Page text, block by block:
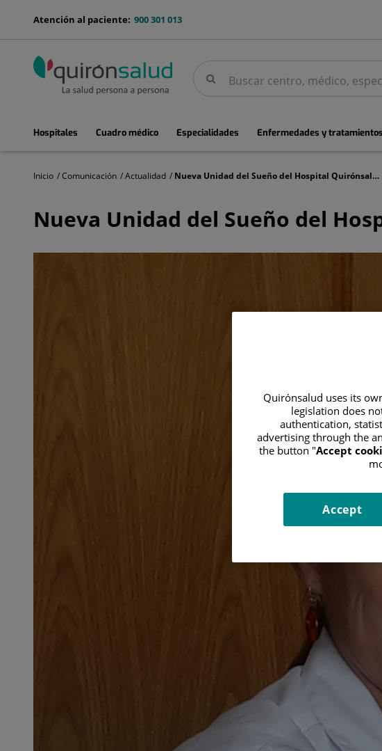
menu-
900 301 013
Atención al paciente:
BuscarBuscar
menuPrincipal
Hospitales Cuadro médico Especialidades Enfermedades y tratamientos
Inicio Comunicación Actualidad Nueva Unidad del Sueño del Hospital Quirónsalud Sur
del
Nueva Unidad del Sueño del
Quirónsalud uses its
legislation does
authentication,
advertising through the
the button "Accept
Accept